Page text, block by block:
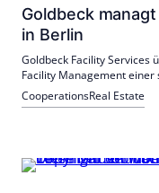
Goldbeck
in Berlin
Goldbeck Facility Services
Facility Management
mit rund 7.250
technisches und
CooperationsReal Estate